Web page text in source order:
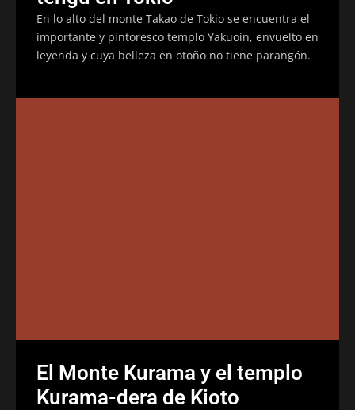
En lo alto del monte Takao de Tokio se encuentra el
importante y pintoresco templo Yakuoin, envuelto en
leyenda y cuya belleza en otoño no tiene parangón.
El Monte Kurama y el templo
Kurama-dera de Kioto